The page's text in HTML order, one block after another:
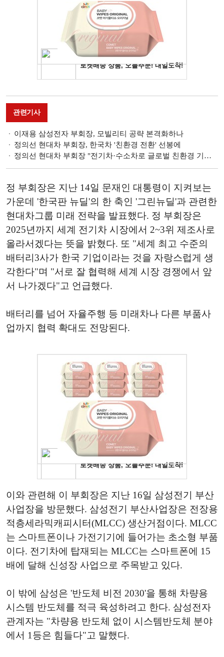
관련기사
이재용 삼성전자 부회장, 모빌리티 공략 본격화하나
정의선 현대차 부회장, 한국차 '친환경 전환' 선봉에
정의선 현대차 부회장 "전기차·수소차로 글로벌 친환경 기업 도약"
정 부회장은 지난 14일 문재인 대통령이 지켜보는
가운데 '한국판 뉴딜'의 한 축인 '그린뉴딜'과 관련한
현대차그룹 미래 전략을 발표했다. 정 부회장은
2025년까지 세계 전기차 시장에서 2~3위 제조사로
올라서겠다는 뜻을 밝혔다. 또 "세계 최고 수준의
배터리3사가 한국 기업이라는 것을 자랑스럽게 생
각한다"며 "서로 잘 협력해 세계 시장 경쟁에서 앞
서 나가겠다"고 언급했다.
배터리를 넘어 자율주행 등 미래차나 다른 부품사
업까지 협력 확대도 전망된다.
이와 관련해 이 부회장은 지난 16일 삼성전기 부산
사업장을 방문했다. 삼성전기 부산사업장은 전장용
적층세라믹캐피시터(MLCC) 생산거점이다. MLCC
는 스마트폰이나 가전기기에 들어가는 초소형 부품
이다. 전기차에 탑재되는 MLCC는 스마트폰에 15
배에 달해 신성장 사업으로 주목받고 있다.
이 밖에 삼성은 '반도체 비전 2030'을 통해 차량용
시스템 반도체를 적극 육성하려고 한다. 삼성전자
관계자는 "차량용 반도체 없이 시스템반도체 분야
에서 1등은 힘들다"고 말했다.